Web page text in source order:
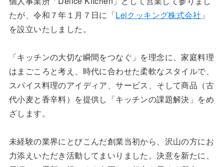
たが、令和７年１月７日に「Leiクッキング株式会社 」
を設立いたしました。
「キッチンの大切な瞬間をつなぐ」を理念に、家庭料理
はまごころと考え、時代に合わせた柔軟なスタイルで、
スパイス料理のアイディア、サービス、そして商品（古
代小麦と香辛料）を提供し「キッチンの課題解決」をめ
ざします。
未経験の業界にとびこんだ創業当初から、沢山の方にお
力添えいただき活動してまいりました。決意を新たに、